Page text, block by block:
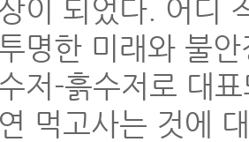
이 되었다. 어디
명한 미래와 불
저-흙수저로 대표
먹고사는 것에